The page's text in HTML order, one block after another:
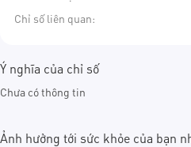
Chỉ số liên quan:
Ý nghĩa của chỉ số
Chưa có thông tin
Ảnh hưởng tới sức khỏe của bạn